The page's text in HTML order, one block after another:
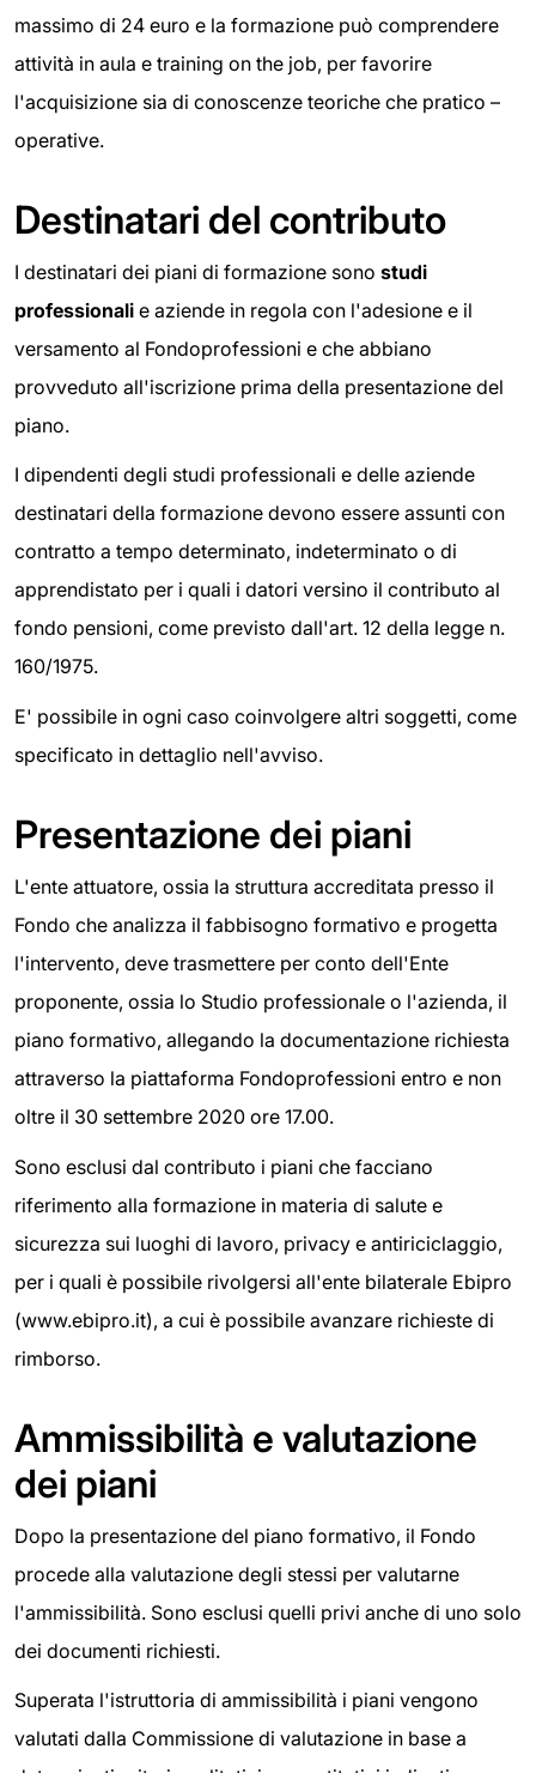
massimo di 24 euro e la formazione può comprendere
attività in aula e training on the job, per favorire
l'acquisizione sia di conoscenze teoriche che pratico –
operative.
Destinatari del contributo
I destinatari dei piani di formazione sono studi
professionali e aziende in regola con l'adesione e il
versamento al Fondoprofessioni e che abbiano
provveduto all'iscrizione prima della presentazione del
piano.
I dipendenti degli studi professionali e delle aziende
destinatari della formazione devono essere assunti con
contratto a tempo determinato, indeterminato o di
apprendistato per i quali i datori versino il contributo al
fondo pensioni, come previsto dall'art. 12 della legge n.
160/1975.
E' possibile in ogni caso coinvolgere altri soggetti, come
specificato in dettaglio nell'avviso.
Presentazione dei piani
L'ente attuatore, ossia la struttura accreditata presso il
Fondo che analizza il fabbisogno formativo e progetta
l'intervento, deve trasmettere per conto dell'Ente
proponente, ossia lo Studio professionale o l'azienda, il
piano formativo, allegando la documentazione richiesta
attraverso la piattaforma Fondoprofessioni entro e non
oltre il 30 settembre 2020 ore 17.00.
Sono esclusi dal contributo i piani che facciano
riferimento alla formazione in materia di salute e
sicurezza sui luoghi di lavoro, privacy e antiriciclaggio,
per i quali è possibile rivolgersi all'ente bilaterale Ebipro
(www.ebipro.it), a cui è possibile avanzare richieste di
rimborso.
Ammissibilità e valutazione
dei piani
Dopo la presentazione del piano formativo, il Fondo
procede alla valutazione degli stessi per valutarne
l'ammissibilità. Sono esclusi quelli privi anche di uno solo
dei documenti richiesti.
Superata l'istruttoria di ammissibilità i piani vengono
valutati dalla Commissione di valutazione in base a